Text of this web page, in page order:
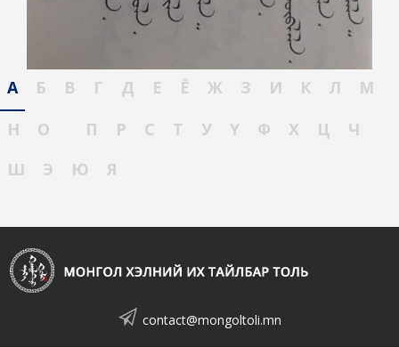
А Б В Г Д Е Ё Ж З И К Л
М
Н
О П Р С Т У Ү Ф Х Ц
Ч
Ш
Э Ю Я
contact@mongoltoli.mn